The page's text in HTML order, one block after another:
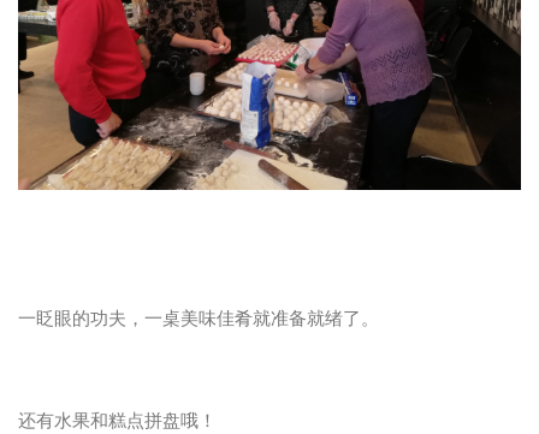
一眨眼的功夫，一桌美味佳肴就准备就绪了。
还有水果和糕点拼盘哦！